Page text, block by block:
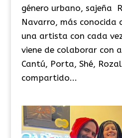
género urbano, sajeña
Navarro, más conocida
una artista con cada
viene de colaborar con
Cantú, Porta, Shé,
compartido...